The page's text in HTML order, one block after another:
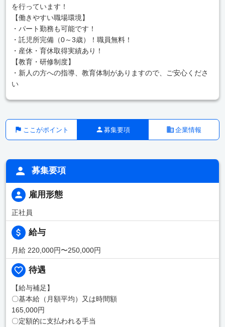
を行っています！
【働きやすい職場環境】
・パート勤務も可能です！
・託児所完備（0～3歳）！職員無料！
・産休・育休取得実績あり！
【教育・研修制度】
・新人の方への指導、教育体制がありますので、ご安心くださ
い
ここがポイント 募集要項 企業情報
募集要項
雇用形態
正社員
給与
月給 220,000円〜250,000円
待遇
【給与補足】
〇基本給（月額平均）又は時間額
165,000円
〇定額的に支払われる手当